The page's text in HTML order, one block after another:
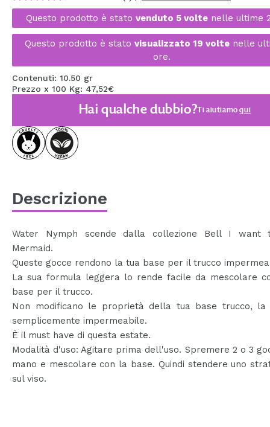
MAQUIFARMA
KOREA ZONE
TRAVEL SIZE
NATURE
SPECIALE
OUTLET
PROSSIMAMENTE
Questo prodotto è stato venduto 5 volte nelle ultime
Questo prodotto è stato visualizzato 19 volte nelle
ore.
Contenuti: 10.50 gr
Prezzo x 100 Kg: 47,52€
Hai qualche dubbio?Ti aiutiamoqui
Descrizione
Water Nymph scende dalla collezione Bell I
Mermaid.
Queste gocce rendono la tua base per il trucco
La sua formula leggera lo rende facile da mescolare
base per il trucco.
Non modificano le proprietà della tua base trucco, la
semplicemente impermeabile.
È il must have di questa estate.
Modalità d'uso: Agitare prima dell'uso. Spremere 2 o 3
mano e mescolare con la base. Quindi stendere uno
sul viso.